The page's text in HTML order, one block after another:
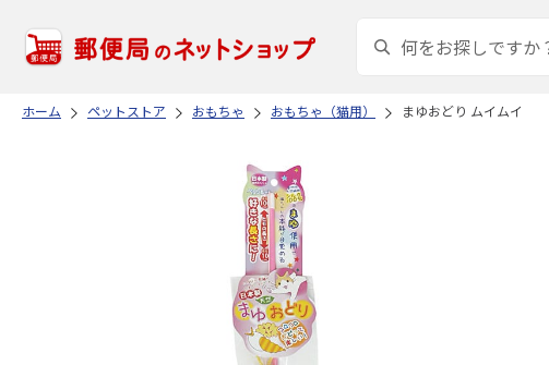
ホーム ペットストア おもちゃ おもちゃ（猫用） まゆおどり ムイムイ